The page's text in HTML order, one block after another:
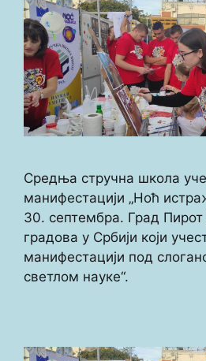
Средња стручна школа
манифестацији „Ноћ
30. септембра. Град Пирот
градова у Србији који
манифестацији под
светлом науке“.